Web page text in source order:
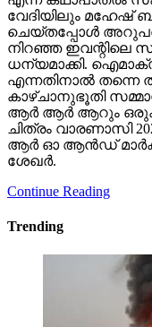
വേദിയിലും
ചെയ്തപ്പോൾ
നിറഞ്ഞ ഇവന്റിലെ
ധന്യമാക്കി.
എന്നതിനാല്‍ തന്നെ
കാഴ്ചാനുഭൂതി
ആർ ആർ ആറും
ചിത്രം വാരണാസി
ആർ ഓ ആൻഡ്
ശേഖർ.
Continue Reading
Trending